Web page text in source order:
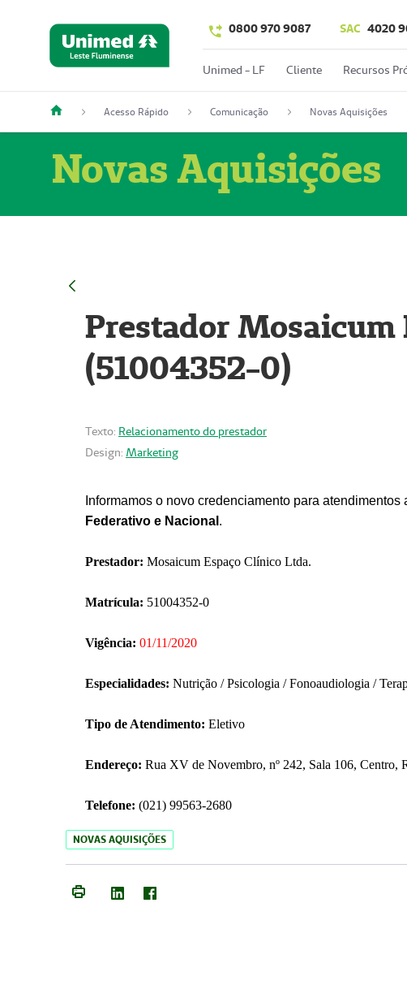
0800 970 9087 SAC 4020
Unimed - LF Cliente Recursos
Acesso Rápido Comunicação Novas Aquisições
Novas Aquisições
Prestador Mosaicum
(51004352-0)
Texto: Relacionamento do prestador
Design: Marketing
Informamos o novo credenciamento para atendimentos
Federativo e Nacional .
Prestador: Mosaicum Espaço Clínico Ltda.
Matrícula: 51004352-0
Vigência: 01/11/2020
Especialidades: Nutrição / Psicologia / Fonoaudiologia /
Tipo de Atendimento: Eletivo
Endereço: Rua XV de Novembro, nº 242, Sala 106, Centro,
Telefone: (021) 99563-2680
NOVAS AQUISIÇÕES